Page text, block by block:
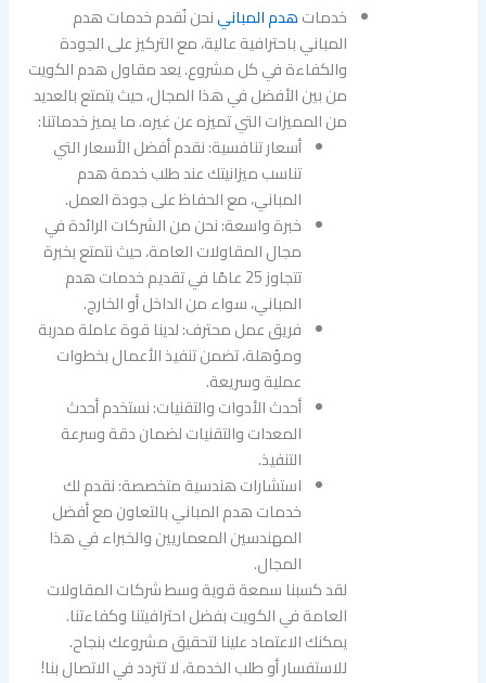
خدماتهدم المبانينحن نُقدم خدمات هدم
المباني باحترافية عالية، مع التركيز على الجودة
والكفاءة في كل مشروع. يعد مقاول هدم الكويت
من بين الأفضل في هذا المجال، حيث يتمتع بالعديد
من المميزات التي تميزه عن غيره. ما يميز خدماتنا:
أسعار تنافسية: نقدم أفضل الأسعار التي
تناسب ميزانيتك عند طلب خدمة هدم
المباني، مع الحفاظ على جودة العمل.
خبرة واسعة: نحن من الشركات الرائدة في
مجال المقاولات العامة، حيث نتمتع بخبرة
تتجاوز 25 عامًا في تقديم خدمات هدم
المباني، سواء من الداخل أو الخارج.
فريق عمل محترف: لدينا قوة عاملة مدربة
ومؤهلة، تضمن تنفيذ الأعمال بخطوات
عملية وسريعة.
أحدث الأدوات والتقنيات: نستخدم أحدث
المعدات والتقنيات لضمان دقة وسرعة
التنفيذ.
استشارات هندسية متخصصة: نقدم لك
خدمات هدم المباني بالتعاون مع أفضل
المهندسين المعماريين والخبراء في هذا
المجال.
لقد كسبنا سمعة قوية وسط شركات المقاولات
العامة في الكويت بفضل احترافيتنا وكفاءتنا.
يمكنك الاعتماد علينا لتحقيق مشروعك بنجاح.
للاستفسار أو طلب الخدمة، لا تتردد في الاتصال بنا!